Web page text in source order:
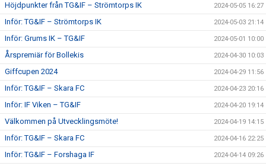
Höjdpunkter från TG&IF – Strömtorps IK 2024-05-05 16:27
Inför: TG&IF – Strömtorps IK 2024-05-03 21:14
Inför: Grums IK – TG&IF 2024-05-01 10:00
Årspremiär för Bollekis 2024-04-30 10:03
Giffcupen 2024 2024-04-29 11:56
Inför: TG&IF – Skara FC 2024-04-23 20:16
Inför: IF Viken – TG&IF 2024-04-20 19:14
Välkommen på Utvecklingsmöte! 2024-04-19 14:15
Inför: TG&IF – Skara FC 2024-04-16 22:25
Inför: TG&IF – Forshaga IF 2024-04-14 09:26